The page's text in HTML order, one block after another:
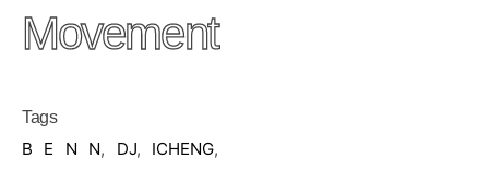
Movement
Tags
B E N N, DJ, ICHENG,